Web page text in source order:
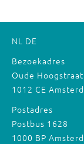
NL DE
Bezoekadres
Oude
1012 CE
Postadres
Postbus 1628
1000 BP